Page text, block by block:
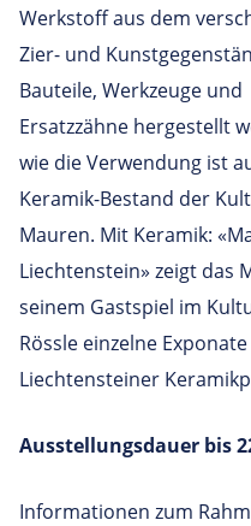
Werkstoff aus dem
Zier- und
Bauteile, Werkzeuge und
Ersatzzähne hergestellt
wie die Verwendung ist
Keramik-Bestand der
Mauren. Mit Keramik:
Liechtenstein» zeigt das
seinem Gastspiel im
Rössle einzelne
Liechtensteiner
Ausstellungsdauer bis
Informationen zum